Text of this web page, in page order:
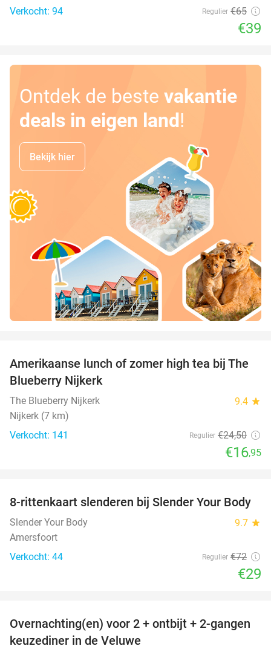
Verkocht: 94
Regulier €65
€39
Ontdek de beste vakantie
deals in eigen land!
Bekijk hier
31%
Amerikaanse lunch of zomer high tea bij The
Blueberry Nijkerk
The Blueberry Nijkerk 9.4 star
Nijkerk (7 km)
Verkocht: 141
Regulier €24,50
€16,95
60%
8-rittenkaart slenderen bij Slender Your Body
Slender Your Body 9.7 star
Amersfoort
Verkocht: 44
Regulier €72
€29
22%
Overnachting(en) voor 2 + ontbijt + 2-gangen
keuzediner in de Veluwe